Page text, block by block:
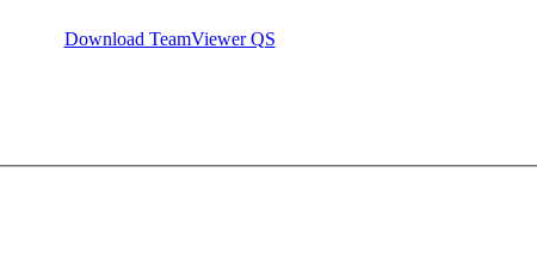
Download TeamViewer QS